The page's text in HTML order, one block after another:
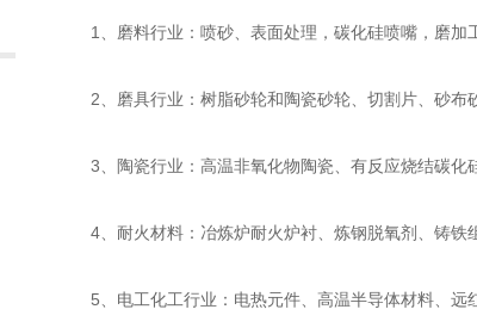
1、磨料行业：喷砂、表面处理，碳化硅喷嘴，磨加
2、磨具行业：树脂砂轮和陶瓷砂轮、切割片、砂布
3、陶瓷行业：高温非氧化物陶瓷、有反应烧结碳化
4、耐火材料：冶炼炉耐火炉衬、炼钢脱氧剂、铸铁
5、电工化工行业：电热元件、高温半导体材料、远